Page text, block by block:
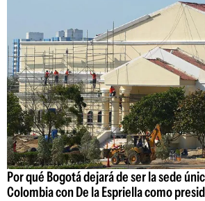
Por qué Bogotá dejará de ser la sede
Colombia con De la Espriella como